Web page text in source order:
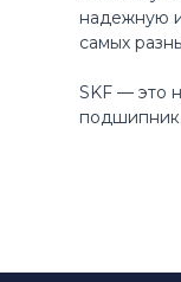
надежную
самых
SKF — это